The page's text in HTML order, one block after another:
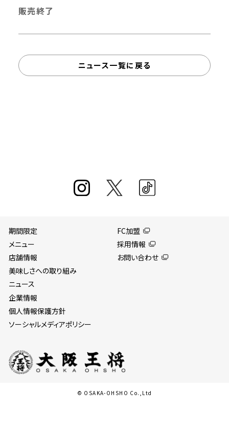
販売終了
ニュース一覧に戻る
期間限定
メニュー
店舗情報
美味しさへの取り組み
ニュース
企業情報
個人情報保護方針
ソーシャルメディアポリシー
FC加盟
採用情報
お問い合わせ
© OSAKA-OHSHO Co.,Ltd